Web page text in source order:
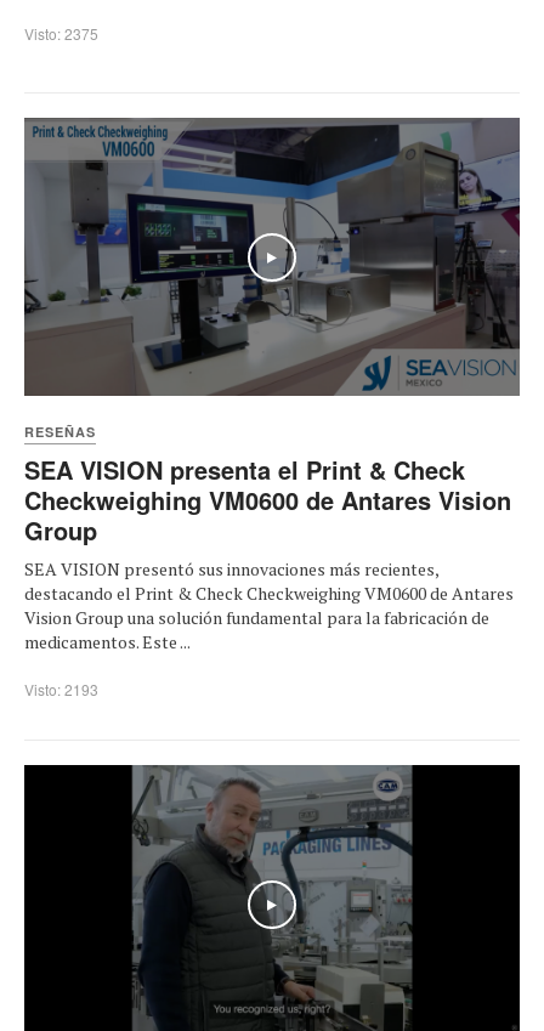
Visto: 2375
Play
RESEÑAS
SEA VISION presenta el Print & Check
Checkweighing VM0600 de Antares Vision
Group
SEA VISION presentó sus innovaciones más recientes,
destacando el Print & Check Checkweighing VM0600 de Antares
Vision Group una solución fundamental para la fabricación de
medicamentos. Este ...
Visto: 2193
Play